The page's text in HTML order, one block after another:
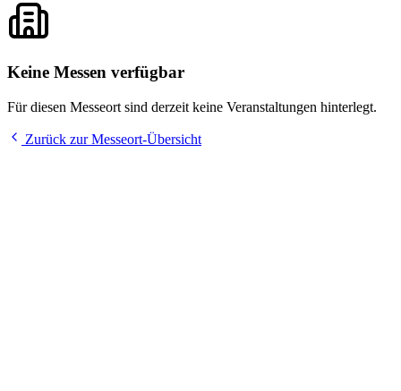
Keine Messen verfügbar
Für diesen Messeort sind derzeit keine Veranstaltungen hinterlegt.
Zurück zur Messeort-Übersicht